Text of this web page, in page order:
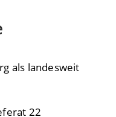
als landesweit
22